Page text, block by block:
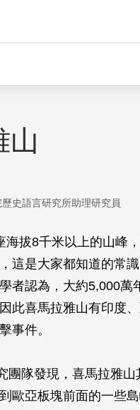
山
史語言研究所助理研究員
海拔8千米以上的山峰
這是大家都知道的常
者認為，大約5,000
此喜馬拉雅山有印度
事件。
團隊發現，喜馬拉雅
歐亞板塊前面的一些